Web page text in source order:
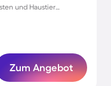
und Haustier
Zum Angebot